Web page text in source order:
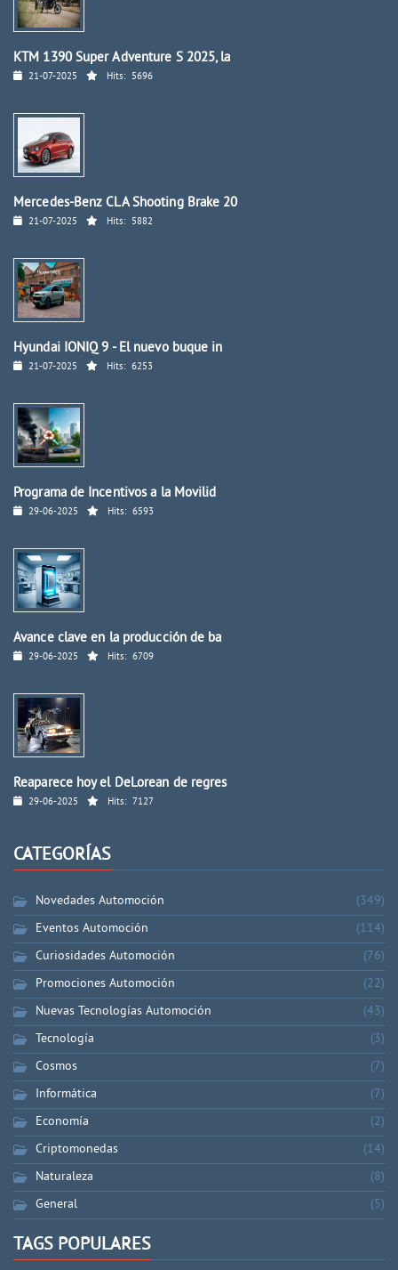
KTM 1390 Super Adventure S 2025, la
21-07-2025 Hits: 5696
Mercedes-Benz CLA Shooting Brake 20
21-07-2025 Hits: 5882
Hyundai IONIQ 9 - El nuevo buque in
21-07-2025 Hits: 6253
Programa de Incentivos a la Movilid
29-06-2025 Hits: 6593
Avance clave en la producción de ba
29-06-2025 Hits: 6709
Reaparece hoy el DeLorean de regres
29-06-2025 Hits: 7127
CATEGORÍAS
Novedades Automoción
(349)
Eventos Automoción
(114)
Curiosidades Automoción
(76)
Promociones Automoción
(22)
Nuevas Tecnologías Automoción
(43)
Tecnología
(3)
Cosmos
(7)
Informática
(7)
Economía
(2)
Criptomonedas
(14)
Naturaleza
(8)
General
(5)
TAGS POPULARES